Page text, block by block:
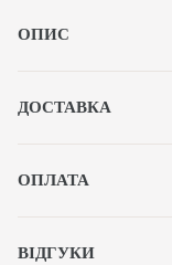
ОПИС
ДОСТАВКА
ОПЛАТА
ВІДГУКИ